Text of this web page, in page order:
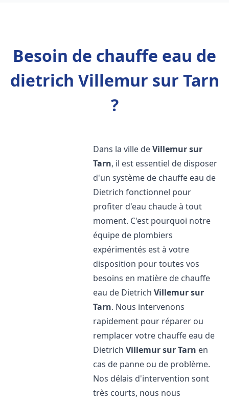
Besoin de chauffe eau de
dietrich Villemur sur Tarn
?
Dans la ville deVillemur sur
Tarn, il est essentiel de disposer
d'un système de chauffe eau de
Dietrich fonctionnel pour
profiter d'eau chaude à tout
moment. C'est pourquoi notre
équipe de plombiers
expérimentés est à votre
disposition pour toutes vos
besoins en matière de chauffe
eau de DietrichVillemur sur
Tarn. Nous intervenons
rapidement pour réparer ou
remplacer votre chauffe eau de
DietrichVillemur sur Tarn en
cas de panne ou de problème.
Nos délais d'intervention sont
très courts, nous nous